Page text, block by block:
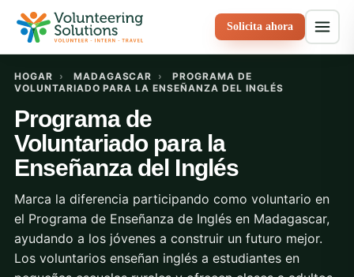
Solicita ahora
HOGAR › MADAGASCAR ›
PROGRAMA DE
VOLUNTARIADO PARA LA ENSEÑANZA DEL INGLÉS
Programa de
Voluntariado para la
Enseñanza del Inglés
Marca la diferencia participando como voluntario en
el Programa de Enseñanza de Inglés en Madagascar,
ayudando a los jóvenes a construir un futuro mejor.
Los voluntarios enseñan inglés a estudiantes en